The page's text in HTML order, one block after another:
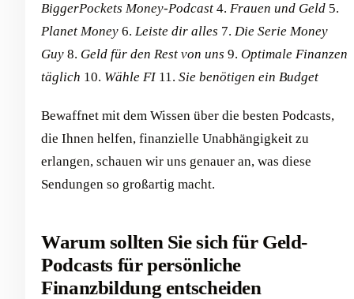
BiggerPockets Money-Podcast 4. Frauen und Geld 5.
Planet Money 6. Leiste dir alles 7. Die Serie Money
Guy 8. Geld für den Rest von uns 9. Optimale Finanzen
täglich 10. Wähle FI11. Sie benötigen ein Budget
Bewaffnet mit dem Wissen über die besten Podcasts,
die Ihnen helfen, finanzielle Unabhängigkeit zu
erlangen, schauen wir uns genauer an, was diese
Sendungen so großartig macht.
Warum sollten Sie sich für Geld-
Podcasts für persönliche
Finanzbildung entscheiden